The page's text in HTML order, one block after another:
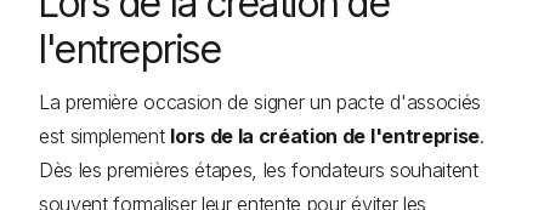
l'entreprise
La première occasion de signer un pacte d'associés
est simplement lors de la création de l'entreprise.
Dès les premières étapes, les fondateurs souhaitent
souvent formaliser leur entente pour éviter les